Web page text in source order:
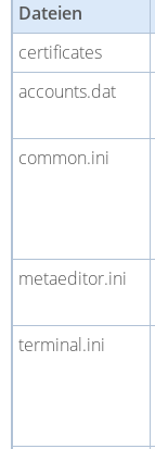
Dateien
certificates
accounts.dat
common.ini
metaeditor.ini
terminal.ini